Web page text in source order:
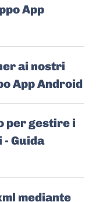
App
ai nostri
App Android
per gestire i
Guida
mediante